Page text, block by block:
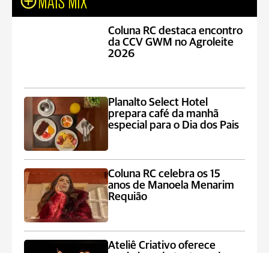
Coluna RC destaca encontro
da CCV GWM no Agroleite
2026
Planalto Select Hotel
prepara café da manhã
especial para o Dia dos Pais
Coluna RC celebra os 15
anos de Manoela Menarim
Requião
Ateliê Criativo oferece